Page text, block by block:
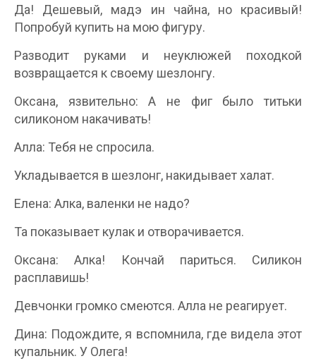
Да! Дешевый, мадэ ин чайна, но красивый!
Попробуй купить на мою фигуру.
Разводит руками и неуклюжей походкой
возвращается к своему шезлонгу.
Оксана, язвительно: А не фиг было титьки
силиконом накачивать!
Алла: Тебя не спросила.
Укладывается в шезлонг, накидывает халат.
Елена: Алка, валенки не надо?
Та показывает кулак и отворачивается.
Оксана: Алка! Кончай париться. Силикон
расплавишь!
Девчонки громко смеются. Алла не реагирует.
Дина: Подождите, я вспомнила, где видела этот
купальник. У Олега!